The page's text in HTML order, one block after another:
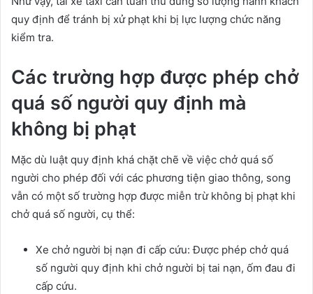
quy định để tránh bị xử phạt khi bị lực lượng chức năng
kiểm tra.
Các trường hợp được phép chở
quá số người quy định mà
không bị phạt
Mặc dù luật quy định khá chặt chẽ về việc chở quá số
người cho phép đối với các phương tiện giao thông, song
vẫn có một số trường hợp được miễn trừ không bị phạt khi
chở quá số người, cụ thể:
Xe chở người bị nạn đi cấp cứu: Được phép chở quá
số người quy định khi chở người bị tai nạn, ốm đau đi
cấp cứu.